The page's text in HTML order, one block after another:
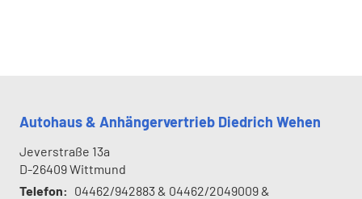
Autohaus & Anhängervertrieb Diedrich Wehen
Jeverstraße 13a
D-26409Wittmund
Telefon: 04462/942883 & 04462/2049009 &